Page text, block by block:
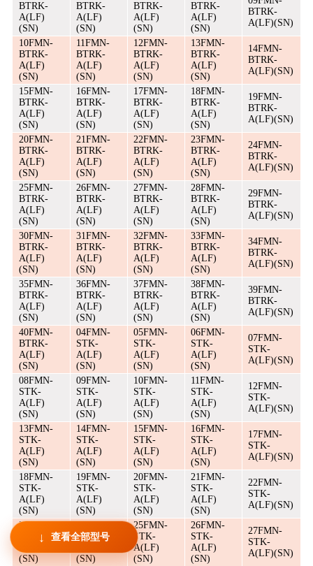
查看全部型号
BTRK-
A(LF)
(SN)
BTRK-
A(LF)
(SN)
BTRK-
A(LF)
(SN)
BTRK-
A(LF)
(SN)
BTRK-
A(LF)(SN)
10FMN-
BTRK-
A(LF)
(SN)
11FMN-
BTRK-
A(LF)
(SN)
12FMN-
BTRK-
A(LF)
(SN)
13FMN-
BTRK-
A(LF)
(SN)
14FMN-
BTRK-
A(LF)(SN)
15FMN-
BTRK-
A(LF)
(SN)
16FMN-
BTRK-
A(LF)
(SN)
17FMN-
BTRK-
A(LF)
(SN)
18FMN-
BTRK-
A(LF)
(SN)
19FMN-
BTRK-
A(LF)(SN)
20FMN-
BTRK-
A(LF)
(SN)
21FMN-
BTRK-
A(LF)
(SN)
22FMN-
BTRK-
A(LF)
(SN)
23FMN-
BTRK-
A(LF)
(SN)
24FMN-
BTRK-
A(LF)(SN)
25FMN-
BTRK-
A(LF)
(SN)
26FMN-
BTRK-
A(LF)
(SN)
27FMN-
BTRK-
A(LF)
(SN)
28FMN-
BTRK-
A(LF)
(SN)
29FMN-
BTRK-
A(LF)(SN)
30FMN-
BTRK-
A(LF)
(SN)
31FMN-
BTRK-
A(LF)
(SN)
32FMN-
BTRK-
A(LF)
(SN)
33FMN-
BTRK-
A(LF)
(SN)
34FMN-
BTRK-
A(LF)(SN)
35FMN-
BTRK-
A(LF)
(SN)
36FMN-
BTRK-
A(LF)
(SN)
37FMN-
BTRK-
A(LF)
(SN)
38FMN-
BTRK-
A(LF)
(SN)
39FMN-
BTRK-
A(LF)(SN)
40FMN-
BTRK-
A(LF)
(SN)
04FMN-
STK-
A(LF)
(SN)
05FMN-
STK-
A(LF)
(SN)
06FMN-
STK-
A(LF)
(SN)
07FMN-
STK-
A(LF)(SN)
08FMN-
STK-
A(LF)
(SN)
09FMN-
STK-
A(LF)
(SN)
10FMN-
STK-
A(LF)
(SN)
11FMN-
STK-
A(LF)
(SN)
12FMN-
STK-
A(LF)(SN)
13FMN-
STK-
A(LF)
(SN)
14FMN-
STK-
A(LF)
(SN)
15FMN-
STK-
A(LF)
(SN)
16FMN-
STK-
A(LF)
(SN)
17FMN-
STK-
A(LF)(SN)
18FMN-
STK-
A(LF)
(SN)
19FMN-
STK-
A(LF)
(SN)
20FMN-
STK-
A(LF)
(SN)
21FMN-
STK-
A(LF)
(SN)
22FMN-
STK-
A(LF)(SN)
23FMN-
(SN)
STK-
(SN)
25FMN-
STK-
A(LF)
(SN)
26FMN-
STK-
A(LF)
(SN)
27FMN-
STK-
A(LF)(SN)